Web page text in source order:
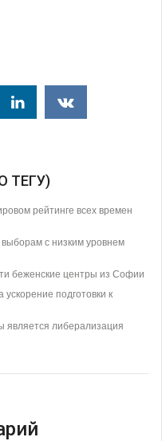
ТЕГУ)
рейтинге всех времен
с низким уровнем
беженские центры из Софии
подготовки к
является либерализация